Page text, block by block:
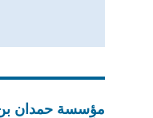
مؤسسة حمدان بن